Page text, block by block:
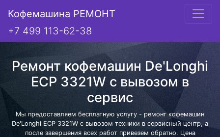
Кофемашина РЕМОНТ
+7 499 113-62-38
Ремонт кофемашин De'Longhi
ECP 3321W с вывозом в
сервис
Мы предоставляем бесплатную услугу - ремонт кофемашин
De'Longhi ECP 3321W с вывозом техники в сервисный центр, а
после завершения всех работ привезем обратно. Цена